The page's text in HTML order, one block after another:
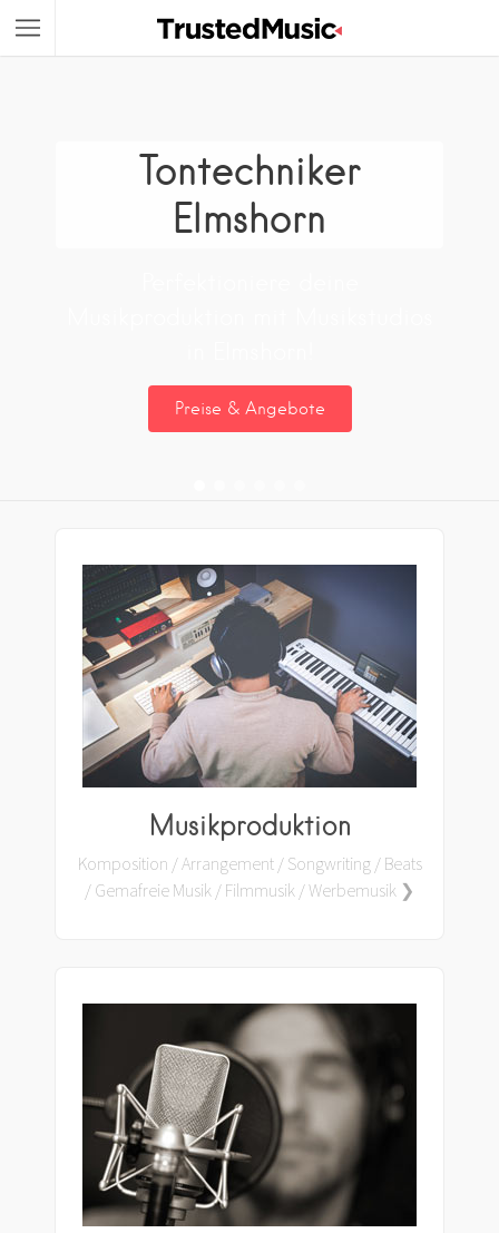
Tontechniker
Elmshorn
Musikproduktion
Komposition / Arrangement / Songwriting / Beats
/ Gemafreie Musik / Filmmusik / Werbemusik ❯